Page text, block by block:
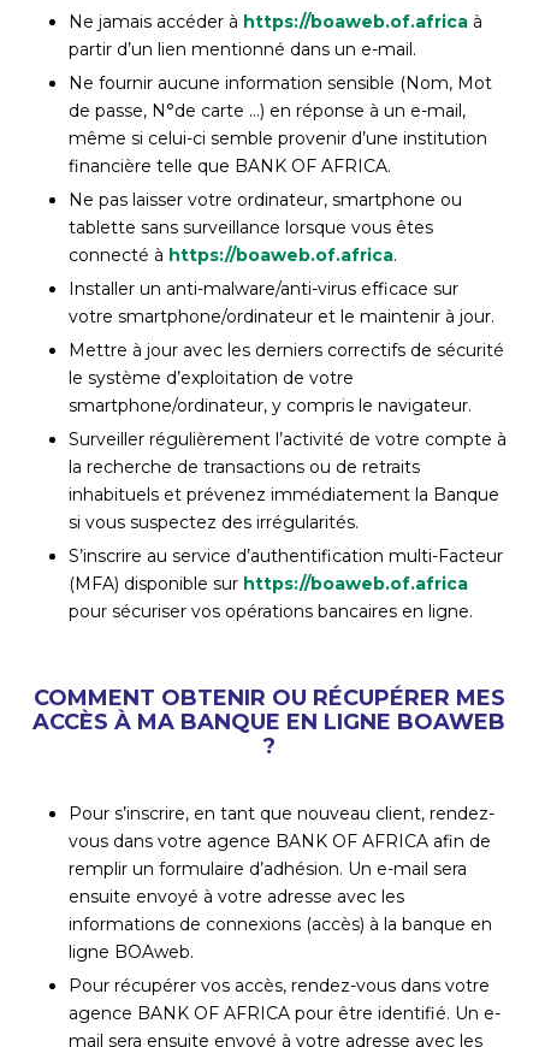
Ne jamais accéder à https://boaweb.of.africa à
partir d’un lien mentionné dans un e-mail.
Ne fournir aucune information sensible (Nom, Mot
de passe, N°de carte …) en réponse à un e-mail,
même si celui-ci semble provenir d’une institution
financière telle que BANK OF AFRICA.
Ne pas laisser votre ordinateur, smartphone ou
tablette sans surveillance lorsque vous êtes
connecté à https://boaweb.of.africa.
Installer un anti-malware/anti-virus efficace sur
votre smartphone/ordinateur et le maintenir à jour.
Mettre à jour avec les derniers correctifs de sécurité
le système d’exploitation de votre
smartphone/ordinateur, y compris le navigateur.
Surveiller régulièrement l’activité de votre compte à
la recherche de transactions ou de retraits
inhabituels et prévenez immédiatement la Banque
si vous suspectez des irrégularités.
S’inscrire au service d’authentification multi-Facteur
(MFA) disponible sur https://boaweb.of.africa
pour sécuriser vos opérations bancaires en ligne.
COMMENT OBTENIR OU RÉCUPÉRER MES
ACCÈS À MA BANQUE EN LIGNE BOAWEB
?
Pour s’inscrire, en tant que nouveau client, rendez-
vous dans votre agence BANK OF AFRICA afin de
remplir un formulaire d’adhésion. Un e-mail sera
ensuite envoyé à votre adresse avec les
informations de connexions (accès) à la banque en
ligne BOAweb.
Pour récupérer vos accès, rendez-vous dans votre
agence BANK OF AFRICA pour être identifié. Un e-
mail sera ensuite envoyé à votre adresse avec les